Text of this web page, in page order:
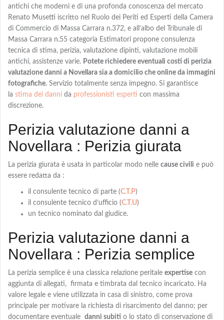
antichi che moderni e di una profonda conoscenza del mercato
Renato Musetti iscritto nel Ruolo dei Periti ed Esperti della Camera
di Commercio di Massa Carrara n.372, e all’albo del Tribunale di
Massa Carrara n.55 categoria Estimatori propone consulenza
tecnica di stima, perizia, valutazione dipinti, valutazione mobili
antichi, assistenze varie. Potete richiedere eventuali costi di perizia
valutazione danni a Novellara sia a domicilio che online da immagini
fotografiche. Servizio totalmente senza impegno. Si garantisce
la stima dei danni da professionisti esperti con massima
discrezione.
Perizia valutazione danni a
Novellara : Perizia giurata
La perizia giurata è usata in particolar modo nelle cause civili e può
essere redatta da :
il consulente tecnico di parte (C.T.P)
il consulente tecnico d’ufficio (C.T.U)
un tecnico nominato dal giudice.
Perizia valutazione danni a
Novellara : Perizia semplice
La perizia semplice è una classica relazione peritale expertise con
aggiunta di allegati, firmata e timbrata dal tecnico incaricato. Ha
valore legale e viene utilizzata in casa di sinistro, come prova
principale per motivare la richiesta di risarcimento del danno; per
documentare eventuale danni subiti o lo stato di conservazione di